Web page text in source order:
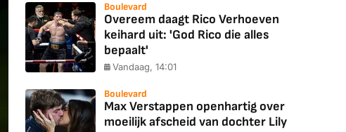
Boulevard
Overeem daagt Rico Verhoeven
keihard uit: 'God Rico die alles
bepaalt'
Vandaag, 14:01
Boulevard
Max Verstappen openhartig over
moeilijk afscheid van dochter Lily